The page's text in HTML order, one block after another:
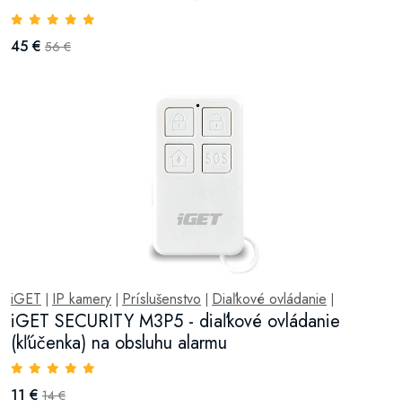
45 € 56 €
iGET IP kamery Príslušenstvo Diaľkové ovládanie
iGET SECURITY M3P5 - diaľkové ovládanie
(kľúčenka) na obsluhu alarmu
11 € 14 €